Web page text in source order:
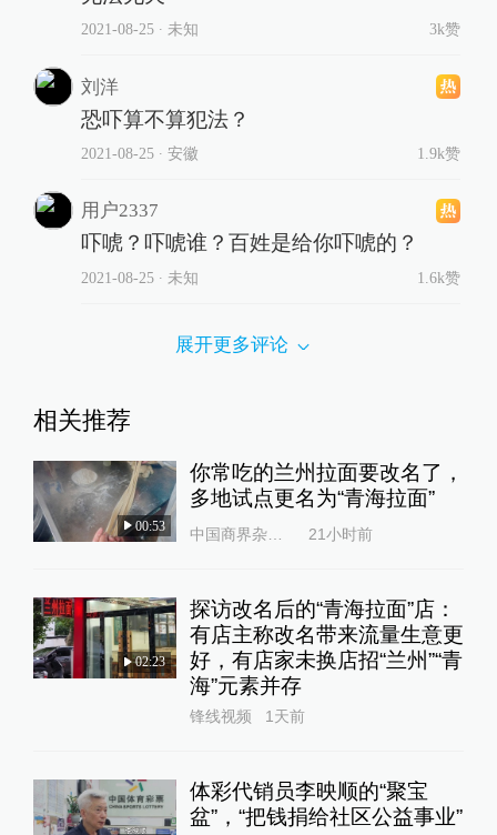
2021-08-25∙ 未知 3k赞
刘洋
恐吓算不算犯法？
2021-08-25∙ 安徽 1.9k赞
用户2337
吓唬？吓唬谁？百姓是给你吓唬的？
2021-08-25∙ 未知 1.6k赞
展开更多评论
相关推荐
00:53
你常吃的兰州拉面要改名了，
多地试点更名为“青海拉面”
中国商界杂志社 21小时前
02:23
探访改名后的“青海拉面”店：
有店主称改名带来流量生意更
好，有店家未换店招“兰州”“青
海”元素并存
锋线视频 1天前
体彩代销员李映顺的“聚宝
盆”，“把钱捐给社区公益事业”